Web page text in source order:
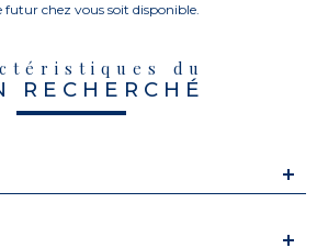
futur chez vous soit disponible.
du
RECHERCHÉ